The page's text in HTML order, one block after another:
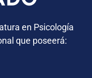
en Psicología
que poseerá: